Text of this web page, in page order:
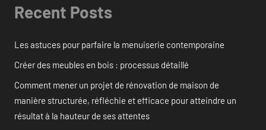
Recent Posts
Les astuces pour parfaire la menuiserie contemporaine
Créer des meubles en bois : processus détaillé
Comment mener un projet de rénovation de maison de
manière structurée, réfléchie et efficace pour atteindre un
résultat à la hauteur de ses attentes